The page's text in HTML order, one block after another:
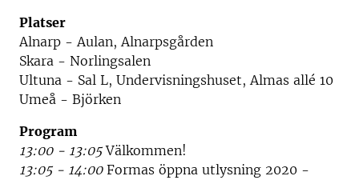
Platser
Alnarp - Aulan, Alnarpsgården
Skara - Norlingsalen
Ultuna - Sal L, Undervisningshuset, Almas allé 10
Umeå - Björken
Program
13:00 - 13:05Välkommen!
13:05 - 14:00Formas öppna utlysning 2020 -